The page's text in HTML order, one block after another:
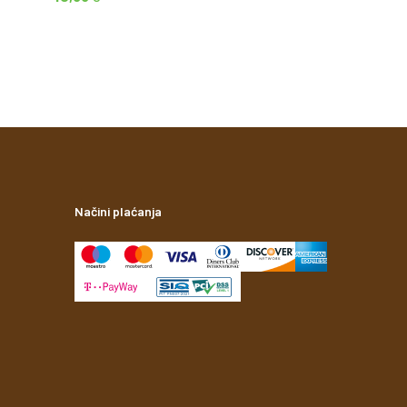
Načini plaćanja